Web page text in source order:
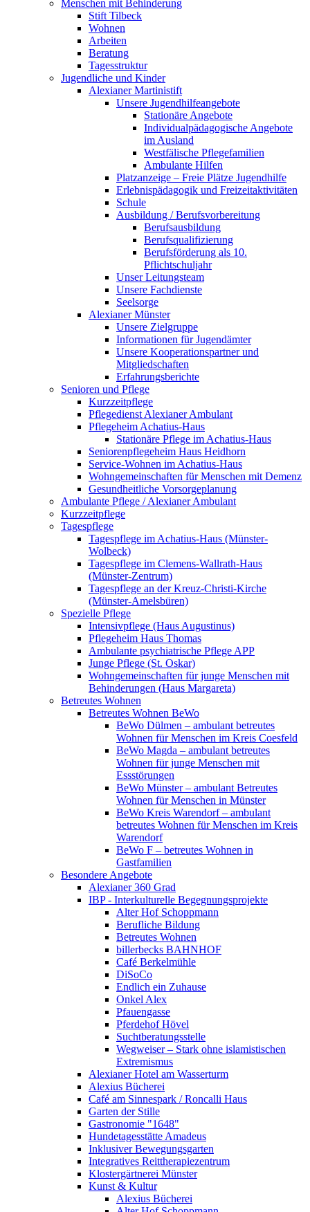
Menschen mit Behinderung
Stift Tilbeck
Wohnen
Arbeiten
Beratung
Tagesstruktur
Jugendliche und Kinder
Alexianer Martinistift
Unsere Jugendhilfeangebote
Stationäre Angebote
Individualpädagogische Angebote
im Ausland
Westfälische Pflegefamilien
Ambulante Hilfen
Platzanzeige – Freie Plätze Jugendhilfe
Erlebnispädagogik und Freizeitaktivitäten
Schule
Ausbildung / Berufsvorbereitung
Berufsausbildung
Berufsqualifizierung
Berufsförderung als 10.
Pflichtschuljahr
Unser Leitungsteam
Unsere Fachdienste
Seelsorge
Alexianer Münster
Unsere Zielgruppe
Informationen für Jugendämter
Unsere Kooperationspartner und
Mitgliedschaften
Erfahrungsberichte
Senioren und Pflege
Kurzzeitpflege
Pflegedienst Alexianer Ambulant
Pflegeheim Achatius-Haus
Stationäre Pflege im Achatius-Haus
Seniorenpflegeheim Haus Heidhorn
Service-Wohnen im Achatius-Haus
Wohngemeinschaften für Menschen mit Demenz
Gesundheitliche Vorsorgeplanung
Ambulante Pflege / Alexianer Ambulant
Kurzzeitpflege
Tagespflege
Tagespflege im Achatius-Haus (Münster-
Wolbeck)
Tagespflege im Clemens-Wallrath-Haus
(Münster-Zentrum)
Tagespflege an der Kreuz-Christi-Kirche
(Münster-Amelsbüren)
Spezielle Pflege
Intensivpflege (Haus Augustinus)
Pflegeheim Haus Thomas
Ambulante psychiatrische Pflege APP
Junge Pflege (St. Oskar)
Wohngemeinschaften für junge Menschen mit
Behinderungen (Haus Margareta)
Betreutes Wohnen
Betreutes Wohnen BeWo
BeWo Dülmen – ambulant betreutes
Wohnen für Menschen im Kreis Coesfeld
BeWo Magda – ambulant betreutes
Wohnen für junge Menschen mit
Essstörungen
BeWo Münster – ambulant Betreutes
Wohnen für Menschen in Münster
BeWo Kreis Warendorf – ambulant
betreutes Wohnen für Menschen im Kreis
Warendorf
BeWo F – betreutes Wohnen in
Gastfamilien
Besondere Angebote
Alexianer 360 Grad
IBP - Interkulturelle Begegnungsprojekte
Alter Hof Schoppmann
Berufliche Bildung
Betreutes Wohnen
billerbecks BAHNHOF
Café Berkelmühle
DiSoCo
Endlich ein Zuhause
Onkel Alex
Pfauengasse
Pferdehof Hövel
Suchtberatungsstelle
Wegweiser – Stark ohne islamistischen
Extremismus
Alexianer Hotel am Wasserturm
Alexius Bücherei
Café am Sinnespark / Roncalli Haus
Garten der Stille
Gastronomie "1648"
Hundetagesstätte Amadeus
Inklusiver Bewegungsgarten
Integratives Reittherapiezentrum
Klostergärtnerei Münster
Kunst & Kultur
Alexius Bücherei